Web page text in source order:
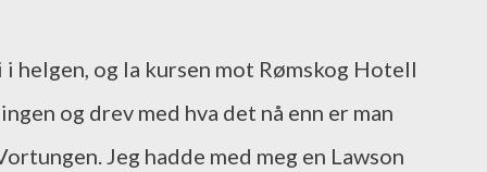
helgen, og la kursen mot Rømskog Hotell
og drev med hva det nå enn er man
Jeg hadde med meg en Lawson